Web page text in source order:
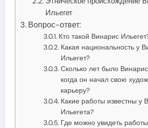
Ильегет
Вопрос-ответ:
Кто такой Винарис
Какая национальность у
Ильегет?
Сколько лет было
когда он начал свою
карьеру?
Какие работы известны у
Ильегета?
Где можно увидеть